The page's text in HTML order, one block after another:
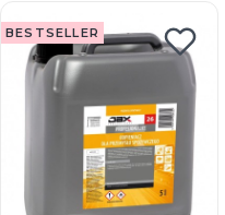
BESTSELLER